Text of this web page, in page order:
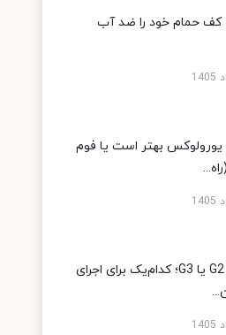
کف حمام خود را ضد آب
یورولوکس بهتر است یا فوم
گروت G2 یا G3؛ کدام‌یک برای اجرای